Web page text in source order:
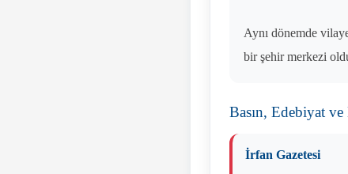
Aynı dönemde
bir şehir merkezi
Basın, Edebiyat
İrfan Gazetesi